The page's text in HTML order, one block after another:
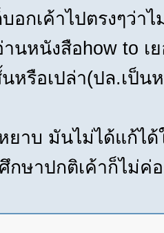
อกเค้าไปตรงๆว่า
านหนังสือhow to เ
หรือเปล่า(ปล.เป็น
ยาบ มันไม่ได้แก้ไ
กษาปกติเค้าก็ไม่